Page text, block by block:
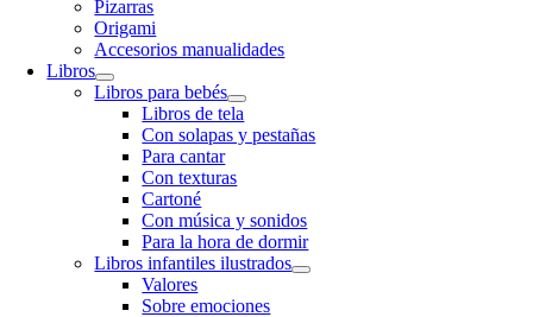
Pizarras
Origami
Accesorios manualidades
Libros
Libros para bebés
Libros de tela
Con solapas y pestañas
Para cantar
Con texturas
Cartoné
Con música y sonidos
Para la hora de dormir
Libros infantiles ilustrados
Valores
Sobre emociones